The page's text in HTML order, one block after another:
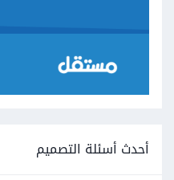
أحدث أسئلة التصميم